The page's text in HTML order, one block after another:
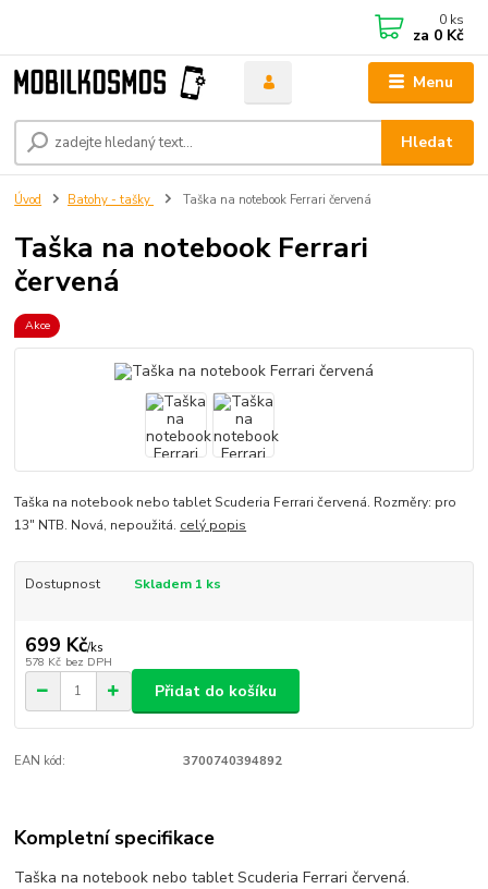
Menu
Hledat
0 ks
za 0 Kč
Úvod Batohy - tašky Taška na notebook Ferrari červená
Taška na notebook Ferrari
červená
Akce
Taška na notebook nebo tablet Scuderia Ferrari červená. Rozměry: pro
13" NTB. Nová, nepoužitá. celý popis
Dostupnost Skladem 1 ks
699 Kč/ks
578 Kč bez DPH
Přidat do košíku
EAN kód: 3700740394892
Kompletní specifikace
Taška na notebook nebo tablet Scuderia Ferrari červená.